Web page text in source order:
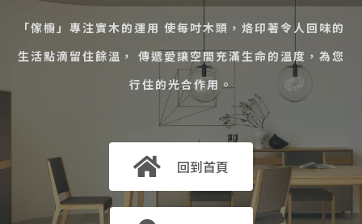
「傢櫥」專注實木的運用 使每吋木頭，烙印著令人回味的
生活點滴留住餘溫， 傳遞愛讓空間充滿生命的溫度，為您
行住的光合作用。
回到首頁